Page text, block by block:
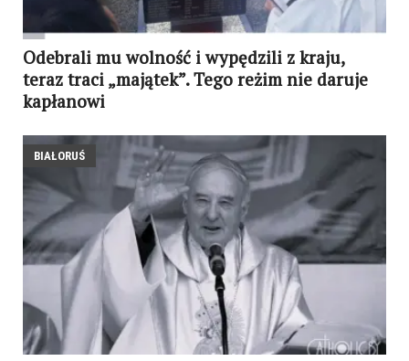
Odebrali mu wolność i wypędzili z kraju,
teraz traci „majątek”. Tego reżim nie daruje
kapłanowi
BIAŁORUŚ